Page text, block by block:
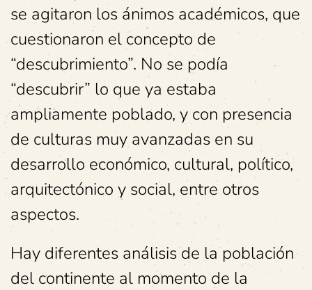
se agitaron los ánimos académicos, que
cuestionaron el concepto de
“descubrimiento”. No se podía
“descubrir” lo que ya estaba
ampliamente poblado, y con presencia
de culturas muy avanzadas en su
desarrollo económico, cultural, político,
arquitectónico y social, entre otros
aspectos.
Hay diferentes análisis de la población
del continente al momento de la